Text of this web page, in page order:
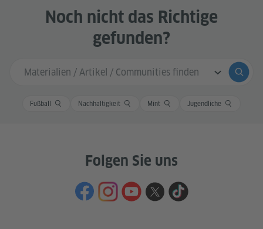
Noch nicht das Richtige
gefunden?
Sucheingabe
Fußball Nachhaltigkeit Mint Jugendliche
Folgen Sie uns